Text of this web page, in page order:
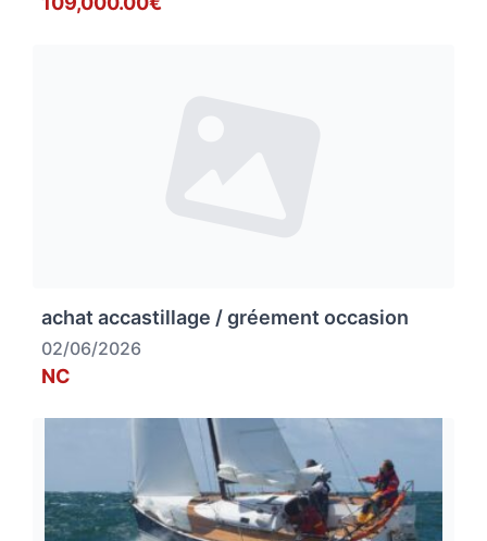
achat accastillage / gréement occasion
02/06/2026
NC